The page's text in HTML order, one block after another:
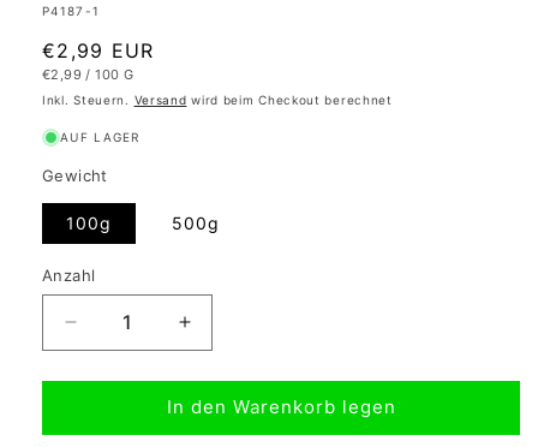
SKU:
P4187-1
Normaler
Preis
€2,99 EUR
GRUNDPREIS
€2,99 / PRO
100 G
Inkl. Steuern. Versand wird beim Checkout berechnet
AUF LAGER
Gewicht
100g 500g
Anzahl
Verringere
die
Menge
Zuckerfreie
Erhöhe
die
Menge
für
Zuckerfreie
In den Warenkorb legen